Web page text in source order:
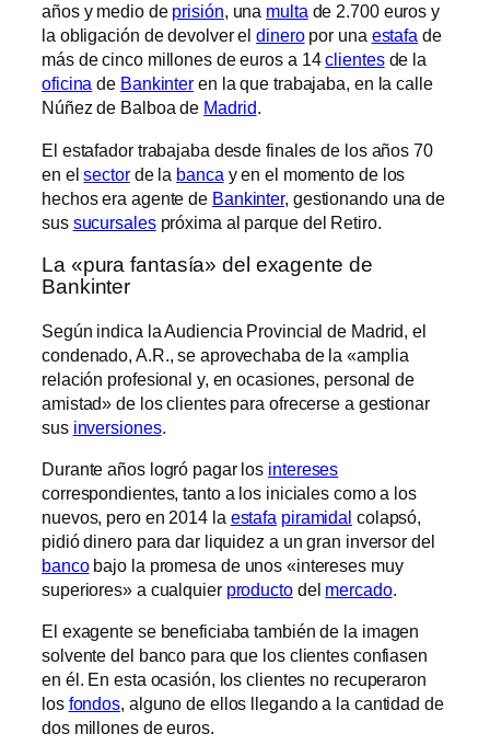
años y medio de prisión, una multa de 2.700 euros y
la obligación de devolver eldineropor una estafa de
más de cinco millones de euros a 14clientesde la
oficina de Bankinter en la que trabajaba, en la calle
Núñez de Balboa de Madrid.
El estafador trabajaba desde finales de los años 70
en elsectorde la banca y en el momento de los
hechos era agente de Bankinter, gestionando una de
sus sucursalespróxima al parque del Retiro.
La «pura fantasía» del exagente de
Bankinter
Según indica la Audiencia Provincial de Madrid, el
condenado, A.R., se aprovechaba de la «amplia
relación profesional y, en ocasiones, personal de
amistad» de los clientes para ofrecerse a gestionar
sus inversiones.
Durante años logró pagar los intereses
correspondientes, tanto a los iniciales como a los
nuevos, pero en 2014 la estafa piramidal colapsó,
pidió dinero para dar liquidez a un gran inversor del
bancobajo la promesa de unos «intereses muy
superiores» a cualquier productodel mercado.
El exagente se beneficiaba también de la imagen
solvente del banco para que los clientes confiasen
en él. En esta ocasión, los clientes no recuperaron
los fondos, alguno de ellos llegando a la cantidad de
dos millones de euros.